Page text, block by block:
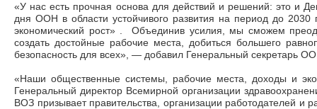
«У нас есть прочная основа для действий и решений: это и
дня ООН в области устойчивого развития на период до
экономический рост» . Объединив усилия, мы сможем
создать достойные рабочие места, добиться большего
безопасность для всех», ― добавил Генеральный секретарь
«Наши общественные системы, рабочие места, доходы и
Генеральный директор Всемирной организации
ВОЗ призывает правительства, организации работодателей и